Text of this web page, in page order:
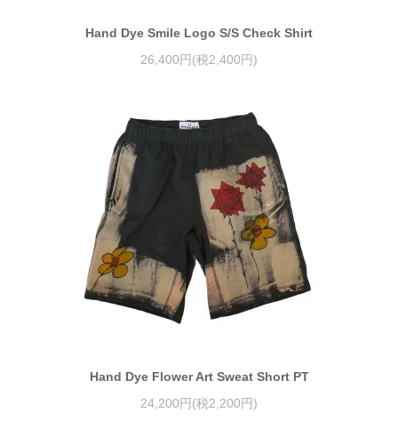
Hand Dye Smile Logo S/S Check Shirt
26,400円(税2,400円)
Hand Dye Flower Art Sweat Short PT
24,200円(税2,200円)